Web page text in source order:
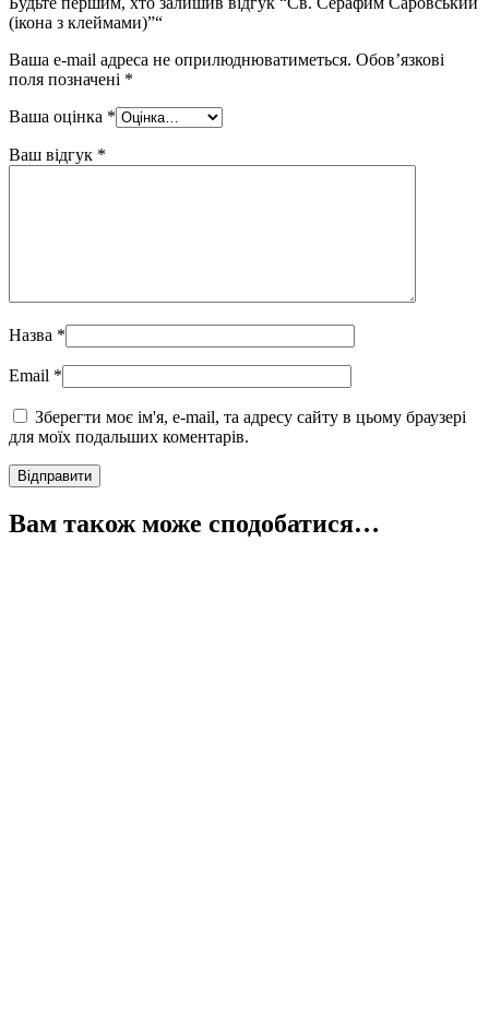
(ікона з клеймами)”“
Ваша e-mail адреса не оприлюднюватиметься. Обов’язкові
поля позначені *
Ваша оцінка *
Ваш відгук *
Назва *
Email *
Зберегти моє ім'я, e-mail, та адресу сайту в цьому браузері
для моїх подальших коментарів.
Вам також може сподобатися…